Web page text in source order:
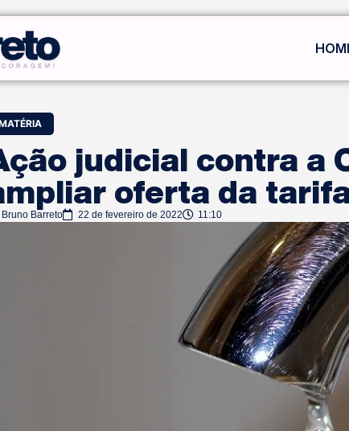
judicial contra a
oferta da
Bruno Barreto 22 de fevereiro de 2022 11:10